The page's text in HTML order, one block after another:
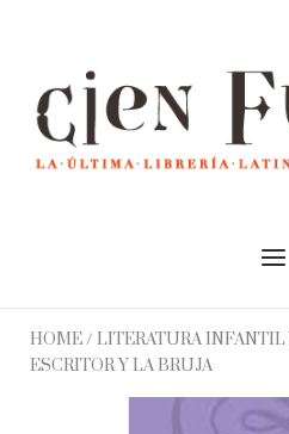
HOME/ LITERATURA
ESCRITOR Y LA BRUJA